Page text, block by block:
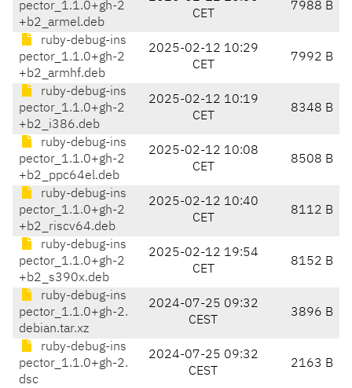
pector_1.1.0+gh-2
+b2_armel.deb
CET
7988 B
ruby-debug-ins
pector_1.1.0+gh-2
+b2_armhf.deb
2025-02-12 10:29
CET
7992 B
ruby-debug-ins
pector_1.1.0+gh-2
+b2_i386.deb
2025-02-12 10:19
CET
8348 B
ruby-debug-ins
pector_1.1.0+gh-2
+b2_ppc64el.deb
2025-02-12 10:08
CET
8508 B
ruby-debug-ins
pector_1.1.0+gh-2
+b2_riscv64.deb
2025-02-12 10:40
CET
8112 B
ruby-debug-ins
pector_1.1.0+gh-2
+b2_s390x.deb
2025-02-12 19:54
CET
8152 B
ruby-debug-ins
pector_1.1.0+gh-2.
debian.tar.xz
2024-07-25 09:32
CEST
3896 B
ruby-debug-ins
pector_1.1.0+gh-2.
dsc
2024-07-25 09:32
CEST
2163 B